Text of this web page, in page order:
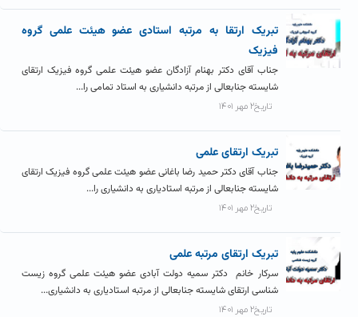
تبریک ارتقا به مرتبه استادی عضو هیئت علمی گروه
فیزیک
جناب آقای دکتر بهنام آزادگان عضو هیئت علمی گروه فیزیک ارتقای
شایسته جنابعالی از مرتبه دانشیاری به استاد تمامی را...
تاریخ۲ مهر ۱۴۰۱
تبریک ارتقای علمی
جناب آقای دکتر حمید رضا باغانی عضو هیئت علمی گروه فیزیک ارتقای
شایسته جنابعالی از مرتبه استادیاری به دانشیاری را...
تاریخ۲ مهر ۱۴۰۱
تبریک ارتقای مرتبه علمی
سرکار خانم دکتر سمیه دولت آبادی عضو هیئت علمی گروه زیست
شناسی ارتقای شایسته جنابعالی از مرتبه استادیاری به دانشیاری...
تاریخ۲ مهر ۱۴۰۱